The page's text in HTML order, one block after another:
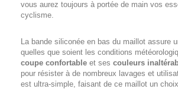
vous aurez toujours à portée de main vos
cyclisme.
La bande siliconée en bas du maillot assure
quelles que soient les conditions
coupe confortable et ses couleurs
pour résister à de nombreux lavages et
est ultra-simple, faisant de ce maillot un